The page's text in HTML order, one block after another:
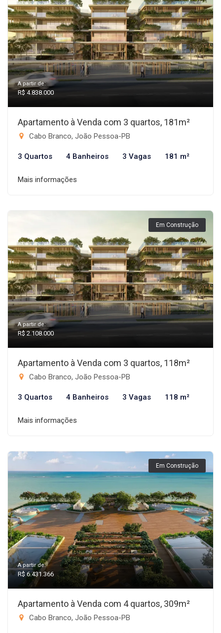
A partir de:
R$ 4.838.000
Apartamento à Venda com 3 quartos, 181m²
Cabo Branco, João Pessoa-PB
3 Quartos 4 Banheiros 3 Vagas 181 m²
Mais informações
Em Construção
A partir de:
R$ 2.108.000
Apartamento à Venda com 3 quartos, 118m²
Cabo Branco, João Pessoa-PB
3 Quartos 4 Banheiros 3 Vagas 118 m²
Mais informações
Em Construção
A partir de:
R$ 6.431.366
Apartamento à Venda com 4 quartos, 309m²
Cabo Branco, João Pessoa-PB